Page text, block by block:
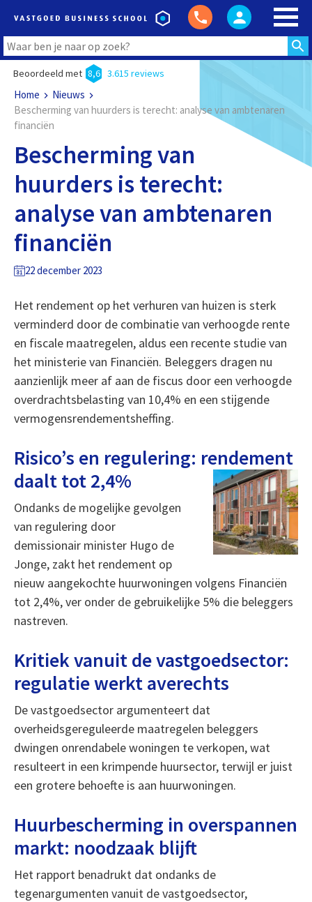
Beoordeeld met 8,6 3.615 reviews
Home
Nieuws
Bescherming van huurders is terecht: analyse van ambtenaren
financiën
Bescherming van
huurders is terecht:
analyse van ambtenaren
financiën
22 december 2023
Het rendement op het verhuren van huizen is sterk
verminderd door de combinatie van verhoogde rente
en fiscale maatregelen, aldus een recente studie van
het ministerie van Financiën. Beleggers dragen nu
aanzienlijk meer af aan de fiscus door een verhoogde
overdrachtsbelasting van 10,4% en een stijgende
vermogensrendementsheffing.
Risico’s en regulering: rendement
daalt tot 2,4%
Ondanks de mogelijke gevolgen
van regulering door
demissionair minister Hugo de
Jonge, zakt het rendement op
nieuw aangekochte huurwoningen volgens Financiën
tot 2,4%, ver onder de gebruikelijke 5% die beleggers
nastreven.
Kritiek vanuit de vastgoedsector:
regulatie werkt averechts
De vastgoedsector argumenteert dat
overheidsgereguleerde maatregelen beleggers
dwingen onrendabele woningen te verkopen, wat
resulteert in een krimpende huursector, terwijl er juist
een grotere behoefte is aan huurwoningen.
Huurbescherming in overspannen
markt: noodzaak blijft
Het rapport benadrukt dat ondanks de
tegenargumenten vanuit de vastgoedsector,